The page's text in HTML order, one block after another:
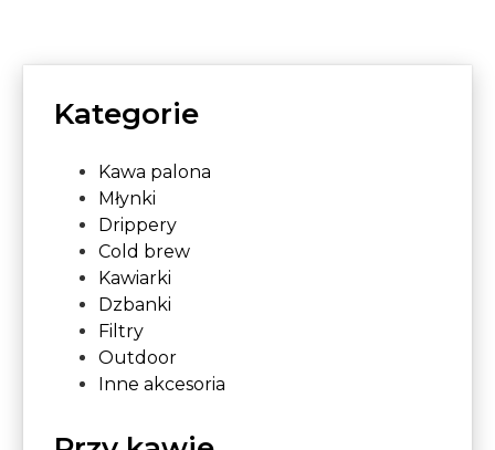
Kategorie
Kawa palona
Młynki
Drippery
Cold brew
Kawiarki
Dzbanki
Filtry
Outdoor
Inne akcesoria